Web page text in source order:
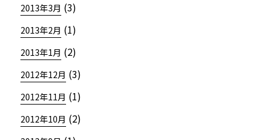
2013年3月 (3)
2013年2月 (1)
2013年1月 (2)
2012年12月 (3)
2012年11月 (1)
2012年10月 (2)